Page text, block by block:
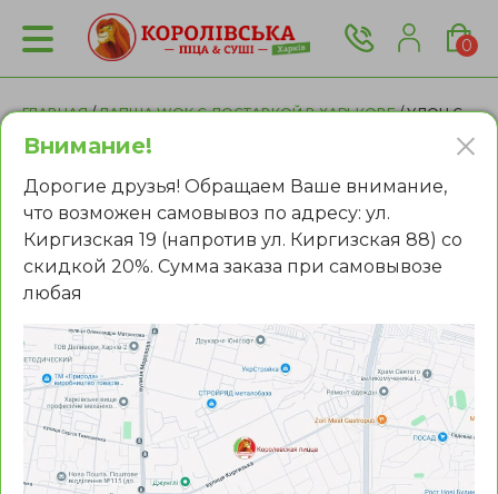
0
ГЛАВНАЯ/ЛАПША WOK С ДОСТАВКОЙ В ХАРЬКОВЕ/ УДОН С
ИНДЕЙКОЙ
Внимание!
Дорогие друзья! Обращаем Ваше внимание,
что возможен самовывоз по адресу: ул.
Киргизская 19 (напротив ул. Киргизская 88) со
скидкой 20%. Сумма заказа при самовывозе
любая